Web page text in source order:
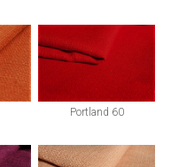
Portland 60